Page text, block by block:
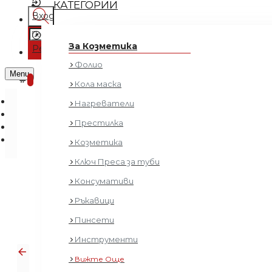
Регистрация
КАТЕГОРИИ
За Козметика
Фолио
Кола маска
Нагреватели
Престилка
Козметика
Ключ Преса за туби
Консумативи
Ръкавици
Пинсети
Инструменти
Вижте Още
0 продукта - € 0.00 (0.00 лв.)
0
Вход
Регистрация
Menu